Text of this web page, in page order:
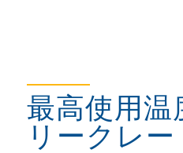
最高使用温
リークレー